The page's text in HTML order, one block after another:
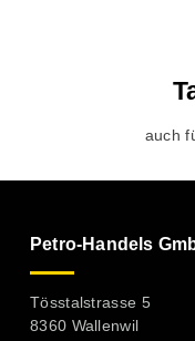
auch
Petro-Handels
Tösstalstrasse 5
8360 Wallenwil